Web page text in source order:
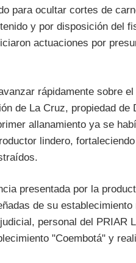
para ocultar cortes de
y por disposición del
actuaciones por
rápidamente sobre
de La Cruz, propiedad
allanamiento ya se
lindero,
presentada por la
de su
personal del PRIAR
"Coembotá" y